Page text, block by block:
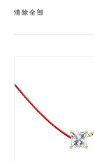
清除全部